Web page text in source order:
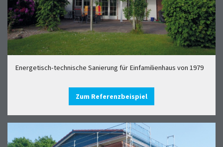
Energetisch-technische Sanierung für Einfamilienhaus von 1979
Zum Referenzbeispiel